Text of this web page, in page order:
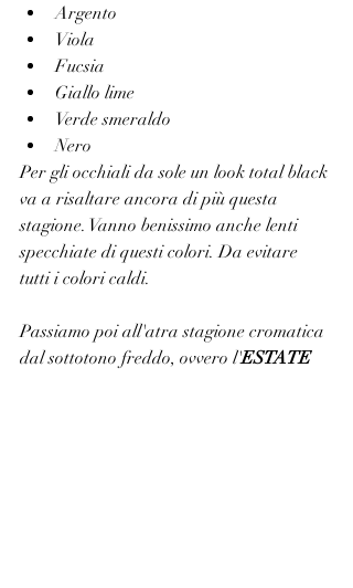
Argento
Viola
Fucsia
Giallo lime
Verde smeraldo
Nero
Per gli occhiali da sole un look total black
va a risaltare ancora di più questa
stagione. Vanno benissimo anche lenti
specchiate di questi colori. Da evitare
tutti i colori caldi.
Passiamo poi all'atra stagione cromatica
dal sottotono freddo, ovvero l'ESTATE